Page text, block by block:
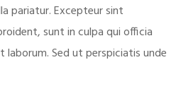
pariatur. Excepteur sint
sunt in culpa qui officia
Sed ut perspiciatis unde